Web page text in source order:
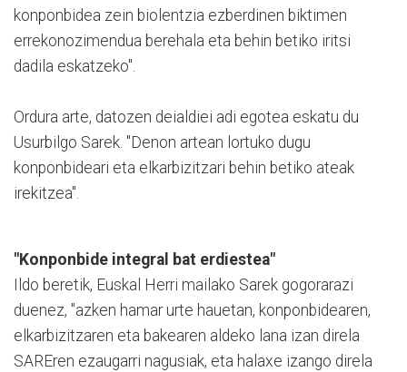
konponbidea zein biolentzia ezberdinen biktimen
errekonozimendua berehala eta behin betiko iritsi
dadila eskatzeko".
Ordura arte, datozen deialdiei adi egotea eskatu du
Usurbilgo Sarek. "Denon artean lortuko dugu
konponbideari eta elkarbizitzari behin betiko ateak
irekitzea".
"Konponbide integral bat erdiestea"
Ildo beretik, Euskal Herri mailako Sarek gogorarazi
duenez, "azken hamar urte hauetan, konponbidearen,
elkarbizitzaren eta bakearen aldeko lana izan direla
SAREren ezaugarri nagusiak, eta halaxe izango direla